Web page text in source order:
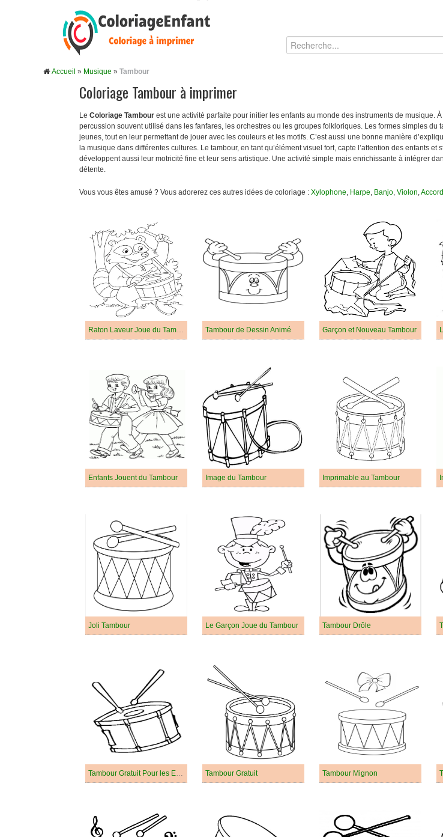
Accueil » Musique » Tambour
Coloriage Tambour à imprimer
Le Coloriage Tambour est une activité parfaite pour initier les enfants au monde des instruments de musique.
percussion souvent utilisé dans les fanfares, les orchestres ou les groupes folkloriques. Les formes simples
jeunes, tout en leur permettant de jouer avec les couleurs et les motifs. C’est aussi une bonne manière
la musique dans différentes cultures. Le tambour, en tant qu’élément visuel fort, capte l’attention des enfants
développent aussi leur motricité fine et leur sens artistique. Une activité simple mais enrichissante à intégrer
détente.
Vous vous êtes amusé ? Vous adorerez ces autres idées de coloriage : Xylophone, Harpe, Banjo, Violon,
Raton Laveur Joue du Tambour Tambour de Dessin Animé Garçon et Nouveau Tambour
Enfants Jouent du Tambour Image du Tambour Imprimable au Tambour
Joli Tambour Le Garçon Joue du Tambour Tambour Drôle
Tambour Gratuit Pour les Enfants Tambour Gratuit Tambour Mignon